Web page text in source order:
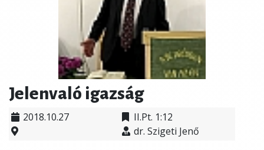
Jelenvaló igazság
2018.10.27
II.Pt. 1:12
dr. Szigeti Jenő